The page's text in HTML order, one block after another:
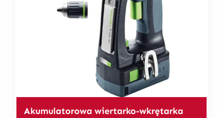
Akumulatorowa wiertarko-wkrętarka